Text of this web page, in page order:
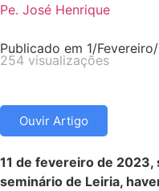
Pe. José Henrique
Publicado em 1/
254 visualizações
Ouvir Artigo
11 de fevereiro de 2023,
seminário de Leiria,